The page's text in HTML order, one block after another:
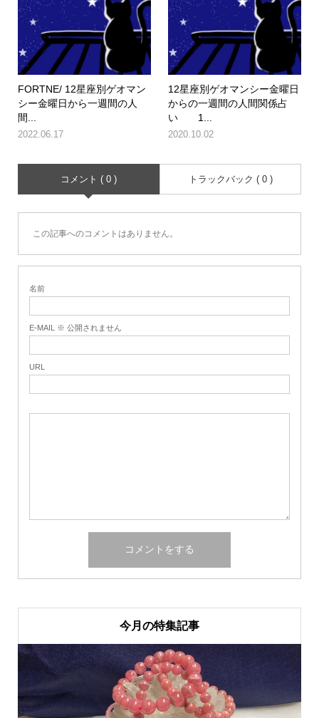
FORTNE/ 12星座別ゲオマン
シー金曜日から一週間の人
間...
2022.06.17
12星座別ゲオマンシー金曜日
からの一週間の人間関係占
い 1...
2020.10.02
コメント ( 0 ) トラックバック ( 0 )
この記事へのコメントはありません。
名前
E-MAIL ※ 公開されません
URL
今月の特集記事